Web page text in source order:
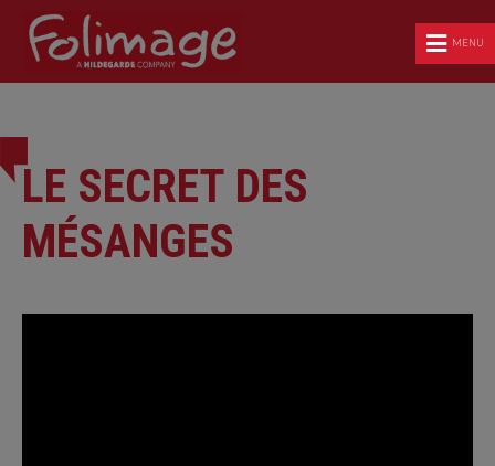
MENU
LE SECRET DES
MÉSANGES